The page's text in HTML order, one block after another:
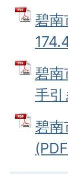
碧
碧
手引
碧